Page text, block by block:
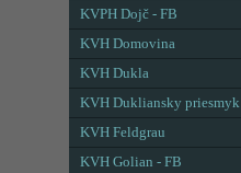
KVPH Dojč - FB
KVH Domovina
KVH Dukla
KVH Dukliansky priesmyk
KVH Feldgrau
KVH Golian - FB